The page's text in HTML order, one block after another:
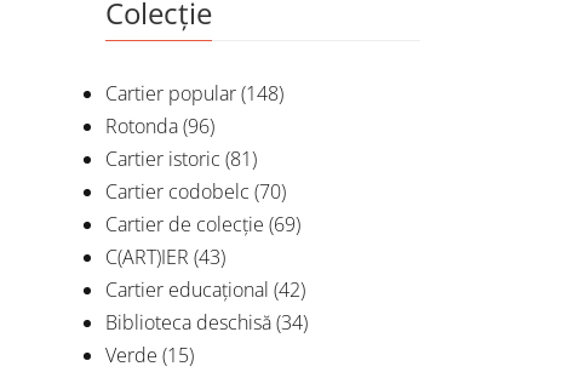
Colecție
Cartier popular(148)
Rotonda(96)
Cartier istoric (81)
Cartier codobelc (70)
Cartier de colecție (69)
C(ART)IER (43)
Cartier educațional (42)
Biblioteca deschisă(34)
Verde (15)